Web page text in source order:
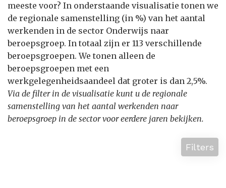
meeste voor? In onderstaande visualisatie tonen we
de regionale samenstelling (in %) van het aantal
werkenden in de sector Onderwijs naar
beroepsgroep. In totaal zijn er 113 verschillende
beroepsgroepen. We tonen alleen de
beroepsgroepen met een
werkgelegenheidsaandeel dat groter is dan 2,5%.
Via de filter in de visualisatie kunt u de regionale
samenstelling van het aantal werkenden naar
beroepsgroep in de sector voor eerdere jaren bekijken.
Filters